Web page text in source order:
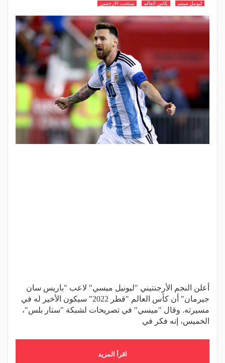
ليونيل ميسي كاس العالم منتخب الارجنتين
أعلن النجم الأرجنتيني "ليونيل ميسي" لاعب "باريس سان
جيرمان" أن كأس العالم "قطر 2022" سيكون الأخير له في
مسيرته. وقال "ميسي" في تصريحات لشبكة "ستار بلس"،
الخميس، إنه فكر في
اقرأ المزيد